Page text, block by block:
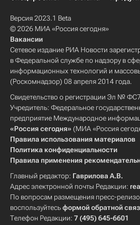
Версия 2023.1 Beta
© 2026 МИА «Россия сегодня»
Вакансии
Сетевое издание РИА Новости
в Федеральной службе по надзору в
информационных технологий и
(Роскомнадзор) 08 апреля 2014 года.
Свидетельство о регистрации Эл №
Учредитель: Федеральное
предприятие Международное
«Россия сегодня» (МИА «Россия
Правила использования материалов
Политика конфиденциальности
Правила применения
Главный редактор: Гаврилова А.В.
Адрес электронной почты Редакции:
По вопросам размещения пресс-
воспользуйтесьформой обратной
Телефон Редакции: 7 (495) 645-6601